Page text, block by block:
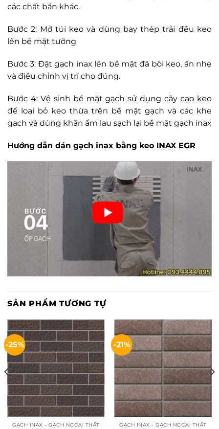
các chất bẩn khác.
Bước 2: Mở túi keo và dùng bay thép trải đều keo
lên bề mặt tường
Bước 3: Đặt gạch inax lên bề mặt đã bôi keo, ấn nhẹ
và điều chỉnh vị trí cho đúng.
Bước 4: Vệ sinh bề mặt gạch sử dụng cây cạo keo
để loại bỏ keo thừa trên bề mặt gạch và các khe
gạch và dùng khăn ẩm lau sạch lại bề mặt gạch inax
Hướng dẫn dán gạch inax bằng keo INAX EGR
SẢN PHẨM TƯƠNG TỰ
-25%
GẠCH INAX - GẠCH NGOẠI THẤT
-21%
GẠCH INAX - GẠCH NGOẠI THẤT